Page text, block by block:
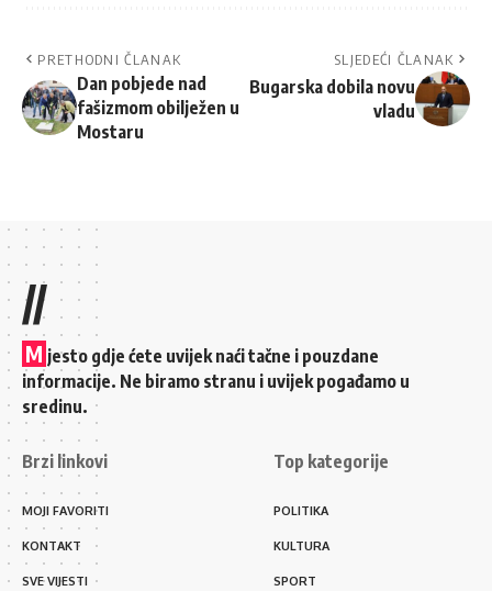
PRETHODNI ČLANAK
Dan pobjede nad
fašizmom obilježen u
Mostaru
SLJEDEĆI ČLANAK
Bugarska dobila novu
vladu
//
M jesto gdje ćete uvijek naći tačne i pouzdane
informacije. Ne biramo stranu i uvijek pogađamo u
sredinu.
Brzi linkovi
MOJI FAVORITI
KONTAKT
SVE VIJESTI
Top kategorije
POLITIKA
KULTURA
SPORT